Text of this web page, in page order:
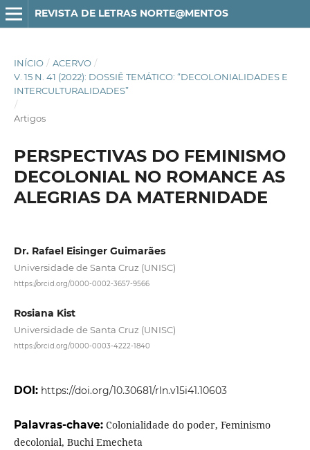
REVISTA DE LETRAS NORTE@MENTOS
INÍCIO / ACERVO /
V. 15 N. 41 (2022): DOSSIÊ TEMÁTICO: “DECOLONIALIDADES E
INTERCULTURALIDADES”
/
Artigos
PERSPECTIVAS DO FEMINISMO
DECOLONIAL NO ROMANCE AS
ALEGRIAS DA MATERNIDADE
Dr. Rafael Eisinger Guimarães
Universidade de Santa Cruz (UNISC)
https://orcid.org/0000-0002-3657-9566
Rosiana Kist
Universidade de Santa Cruz (UNISC)
https://orcid.org/0000-0003-4222-1840
DOI: https://doi.org/10.30681/rln.v15i41.10603
Palavras-chave: Colonialidade do poder, Feminismo
decolonial, Buchi Emecheta